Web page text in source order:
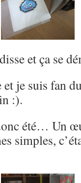
et ça se
et je suis fan
:).
été… Un
simples,